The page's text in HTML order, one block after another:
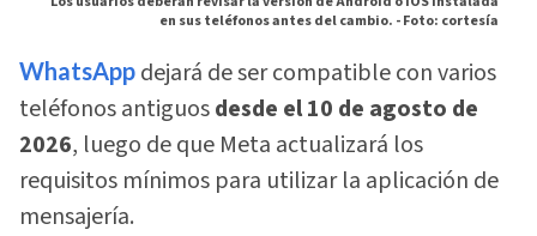
en sus teléfonos antes del cambio. -Foto: cortesía
WhatsApp dejará de ser compatible con varios
teléfonos antiguosdesde el 10 de agosto de
2026, luego de que Meta actualizará los
requisitos mínimos para utilizar la aplicación de
mensajería.